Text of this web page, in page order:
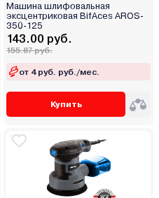
Машина шлифовальная
эксцентриковая BifAces AROS-
350-125
143.00 руб.
155.87 руб.
от 4 руб. руб./мес.
Купить